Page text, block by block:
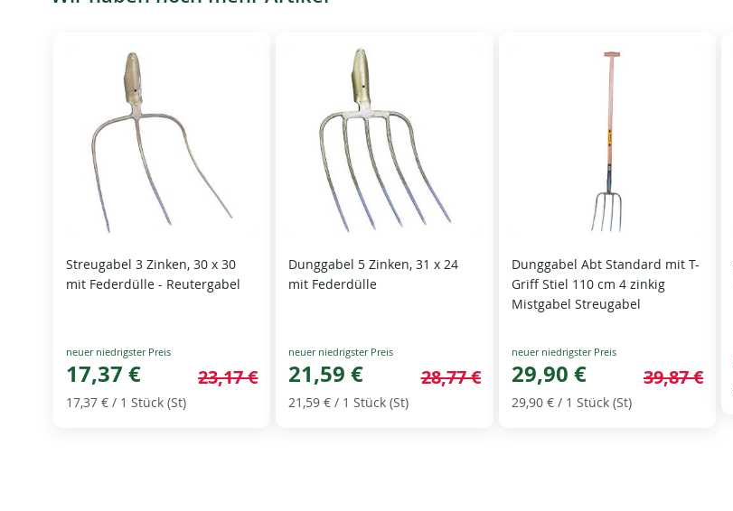
Streugabel 3 Zinken, 30 x 30
mit Federdülle - Reutergabel
Special
Price
17,37 € 23,17 €
17,37 € / 1 Stück (St)
Dunggabel 5 Zinken, 31 x 24
mit Federdülle
Special
Price
21,59 € 28,77 €
21,59 € / 1 Stück (St)
Dunggabel Abt Standard mit T-
Griff Stiel 110 cm 4 zinkig
Mistgabel Streugabel
Special
Price
29,90 € 39,87 €
29,90 €/ 1 Stück (St)